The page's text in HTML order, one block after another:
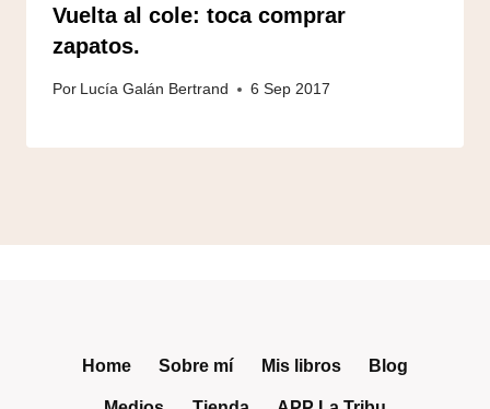
Vuelta al cole: toca comprar
zapatos.
Por Lucía Galán Bertrand 6 Sep 2017
Home Sobre mí Mis libros Blog